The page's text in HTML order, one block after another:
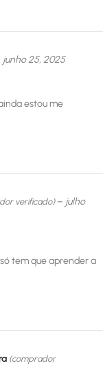
junho 25, 2025
estou me
verificado) – julho
tem que aprender a
(comprador